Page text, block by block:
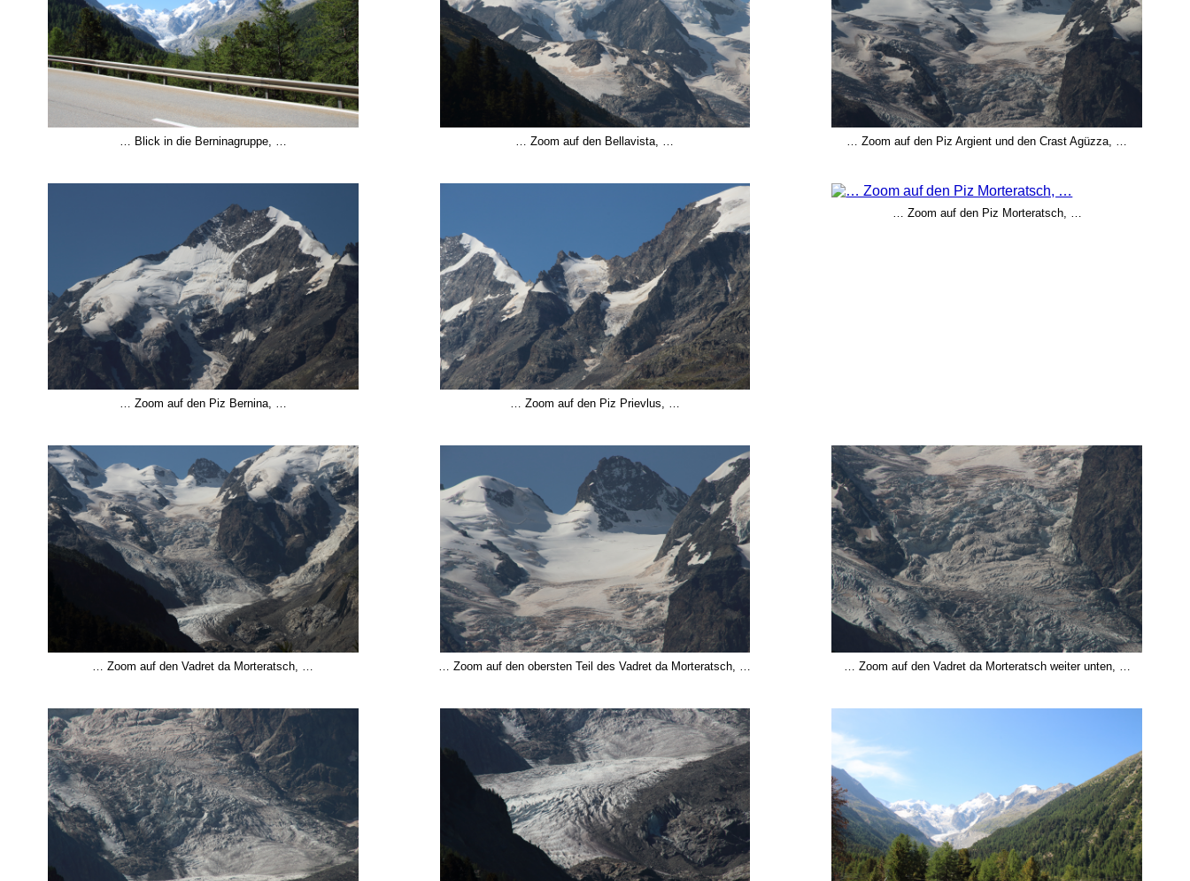
… Blick in die Berninagruppe, … … Zoom auf den Bellavista, … … Zoom auf den Piz Argient und den Crast Agüzza, …
… Zoom auf den Piz Bernina, … … Zoom auf den Piz Prievlus, …
… Zoom auf den Piz Morteratsch, …
… Zoom auf den Vadret da Morteratsch, … … Zoom auf den obersten Teil des Vadret da Morteratsch, … … Zoom auf den Vadret da Morteratsch weiter unten, …